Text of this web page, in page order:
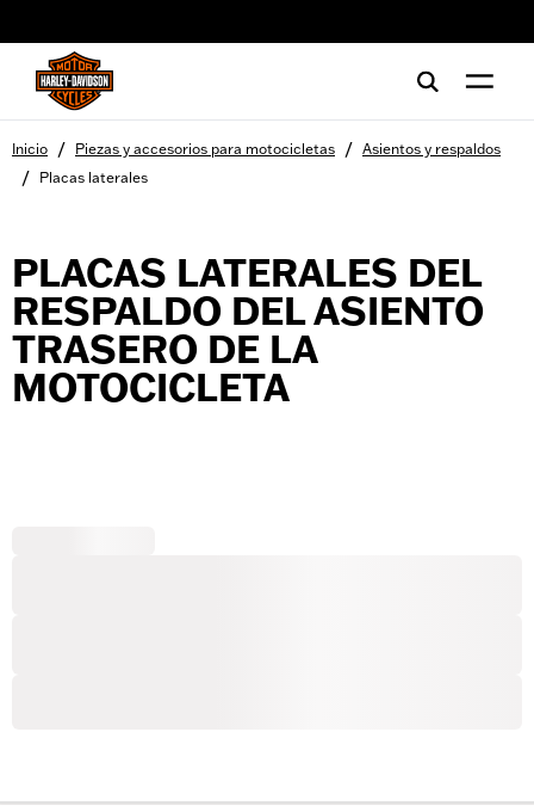
Inicio / Piezas y accesorios para motocicletas / Asientos y respaldos
/ Placas laterales
PLACAS LATERALES DEL
RESPALDO DEL ASIENTO
TRASERO DE LA
MOTOCICLETA